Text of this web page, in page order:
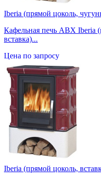
Iberia (прямой цоколь,
Кафельная печь ABX Iberia
вставка)...
Цена по запросу
Iberia (прямой цоколь,